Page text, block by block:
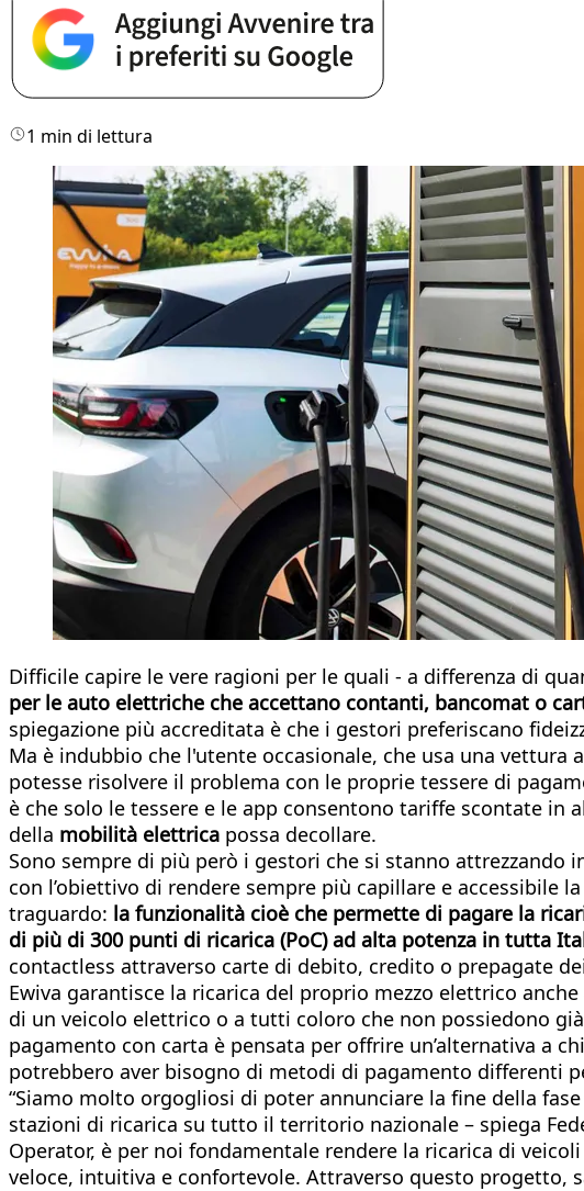
1 min di lettura
Difficile capire le vere ragioni per le quali - a differenza di
per le auto elettriche che accettano contanti, bancomat o
spiegazione più accreditata è che i gestori preferiscano
Ma è indubbio che l'utente occasionale, che usa una
potesse risolvere il problema con le proprie tessere di
è che solo le tessere e le app consentono tariffe scontate in
della mobilità elettrica possa decollare.
Sono sempre di più però i gestori che si stanno attrezzando
con l’obiettivo di rendere sempre più capillare e accessibile
traguardo: la funzionalità cioè che permette di pagare la
di più di 300 punti di ricarica (PoC) ad alta potenza in tutta
contactless attraverso carte di debito, credito o prepagate
Ewiva garantisce la ricarica del proprio mezzo elettrico
di un veicolo elettrico o a tutti coloro che non possiedono
pagamento con carta è pensata per offrire un’alternativa a
potrebbero aver bisogno di metodi di pagamento differenti
“Siamo molto orgogliosi di poter annunciare la fine della
stazioni di ricarica su tutto il territorio nazionale – spiega
Operator, è per noi fondamentale rendere la ricarica di
veloce, intuitiva e confortevole. Attraverso questo progetto,